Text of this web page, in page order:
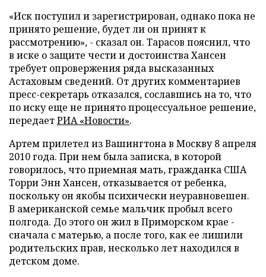
«Иск поступил и зарегистрирован, однако пока не
принято решение, будет ли он принят к
рассмотрению», - сказал он. Тарасов пояснил, что
в иске о защите чести и достоинства Хансен
требует опровержения ряда высказанных
Астаховым сведений. От других комментариев
пресс-секретарь отказался, сославшись на то, что
по иску еще не принято процессуальное решение,
передаетРИА «Новости».
Артем прилетел из Вашингтона в Москву 8 апреля
2010 года. При нем была записка, в которой
говорилось, что приемная мать, гражданка США
Торри Энн Хансен, отказывается от ребенка,
поскольку он якобы психически неуравновешен.
В американской семье мальчик пробыл всего
полгода. До этого он жил в Приморском крае -
сначала с матерью, а после того, как ее лишили
родительских прав, несколько лет находился в
детском доме.